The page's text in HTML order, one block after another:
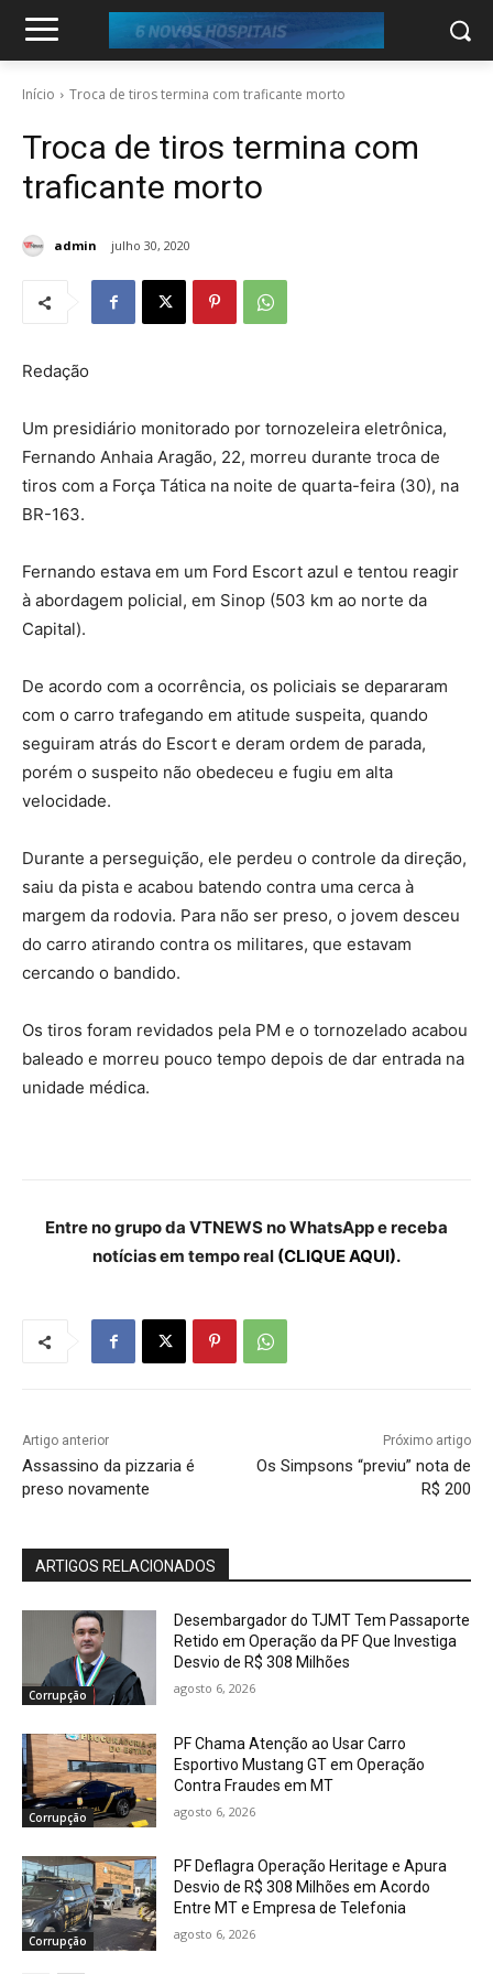
Início Troca de tiros termina com traficante morto
Troca de tiros termina com
traficante morto
admin julho 30, 2020
Redação
Um presidiário monitorado por tornozeleira eletrônica,
Fernando Anhaia Aragão, 22, morreu durante troca de
tiros com a Força Tática na noite de quarta-feira (30), na
BR-163.
Fernando estava em um Ford Escort azul e tentou reagir
à abordagem policial, em Sinop (503 km ao norte da
Capital).
De acordo com a ocorrência, os policiais se depararam
com o carro trafegando em atitude suspeita, quando
seguiram atrás do Escort e deram ordem de parada,
porém o suspeito não obedeceu e fugiu em alta
velocidade.
Durante a perseguição, ele perdeu o controle da direção,
saiu da pista e acabou batendo contra uma cerca à
margem da rodovia. Para não ser preso, o jovem desceu
do carro atirando contra os militares, que estavam
cercando o bandido.
Os tiros foram revidados pela PM e o tornozelado acabou
baleado e morreu pouco tempo depois de dar entrada na
unidade médica.
Entre no grupo da VTNEWS no WhatsApp e receba
notícias em tempo real (CLIQUE AQUI).
Artigo anterior
Assassino da pizzaria é
preso novamente
Próximo artigo
Os Simpsons “previu” nota de
R$ 200
ARTIGOS RELACIONADOS
Corrupção
Desembargador do TJMT Tem Passaporte
Retido em Operação da PF Que Investiga
Desvio de R$ 308 Milhões
agosto 6, 2026
Corrupção
PF Chama Atenção ao Usar Carro
Esportivo Mustang GT em Operação
Contra Fraudes em MT
agosto 6, 2026
Corrupção
PF Deflagra Operação Heritage e Apura
Desvio de R$ 308 Milhões em Acordo
Entre MT e Empresa de Telefonia
agosto 6, 2026